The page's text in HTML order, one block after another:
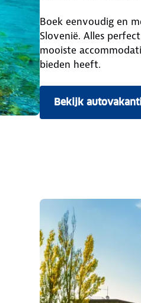
Boek eenvoudig en
Slovenië. Alles
mooiste
bieden heeft.
Bekijk